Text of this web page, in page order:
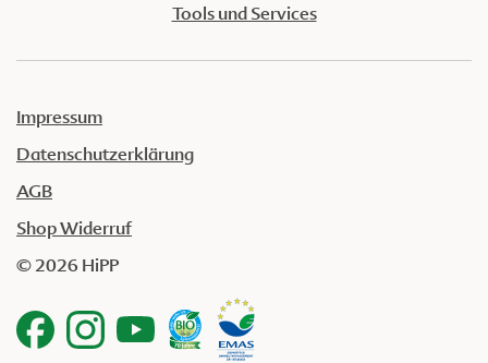
Tools und Services
Impressum
Datenschutzerklärung
AGB
Shop Widerruf
© 2026 HiPP